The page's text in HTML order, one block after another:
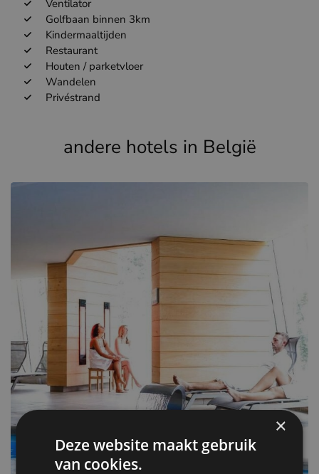
Ventilator
Golfbaan binnen 3km
Kindermaaltijden
Restaurant
Houten / parketvloer
Wandelen
Privéstrand
andere hotels in België
×
Deze website maakt gebruik
van cookies.